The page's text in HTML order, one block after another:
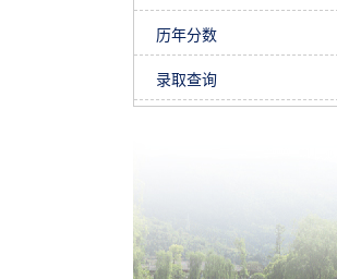
历年分数
录取查询